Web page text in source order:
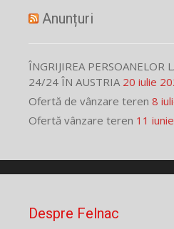
Anunțuri
ÎNGRIJIREA PERSOANELOR
24/24 ÎN AUSTRIA 20 iulie
Ofertă de vânzare teren 8
Ofertă vânzare teren 11
Despre Felnac